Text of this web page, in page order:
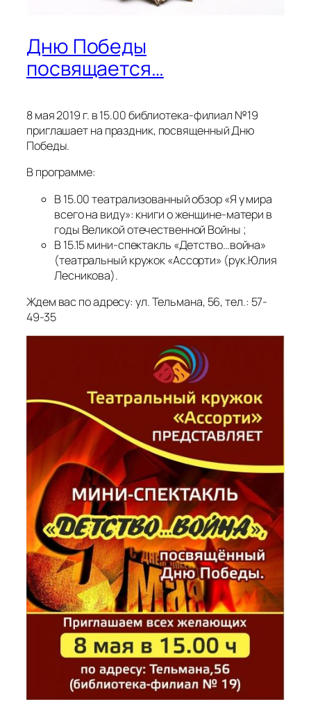
Дню Победы
посвящается…
8 мая 2019 г. в 15.00 библиотека-филиал №19
приглашает на праздник, посвященный Дню
Победы.
В программе:
В 15.00 театрализованный обзор «Я у мира
всего на виду»: книги о женщине-матери в
годы Великой отечественной Войны ;
В 15.15 мини-спектакль «Детство…война»
(театральный кружок «Ассорти» (рук.Юлия
Лесникова).
Ждем вас по адресу: ул. Тельмана, 56, тел.: 57-
49-35